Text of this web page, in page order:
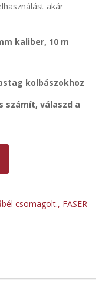
akár
kaliber, 10 m
kolbászokhoz
számít, válaszd a
csomagolt., FASER